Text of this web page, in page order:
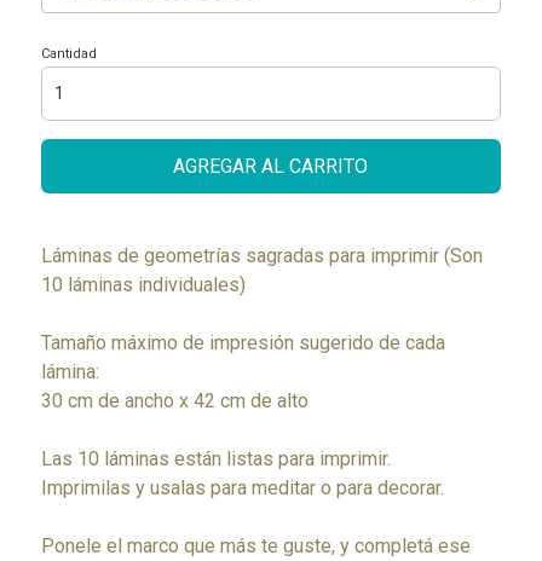
Cantidad
AGREGAR AL CARRITO
Láminas de geometrías sagradas para imprimir (Son
10 láminas individuales)
Tamaño máximo de impresión sugerido de cada
lámina:
30 cm de ancho x 42 cm de alto
Las 10 láminas están listas para imprimir.
Imprimilas y usalas para meditar o para decorar.
Ponele el marco que más te guste, y completá ese